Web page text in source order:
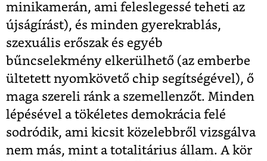
minikamerán, ami feleslegessé teheti az
újságírást), és minden gyerekrablás,
szexuális erőszak és egyéb
bűncselekmény elkerülhető (az emberbe
ültetett nyomkövető chip segítségével), ő
maga szereli ránk a szemellenzőt. Minden
lépésével a tökéletes demokrácia felé
sodródik, ami kicsit közelebbről vizsgálva
nem más, mint a totalitárius állam. A kör